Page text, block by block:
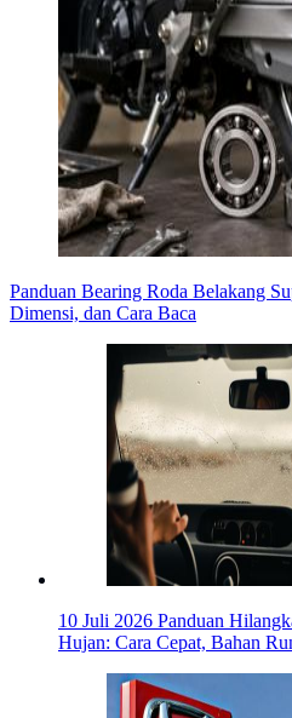
Panduan Bearing Roda Belakang
Dimensi, dan Cara Baca
10 Juli 2026 Panduan
Hujan: Cara Cepat, Bahan